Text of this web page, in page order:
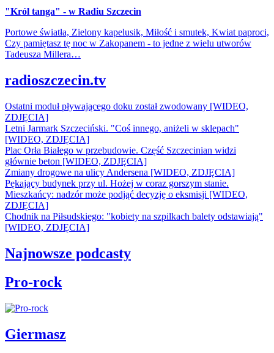
"Król tanga" - w Radiu Szczecin
Portowe światła, Zielony kapelusik, Miłość i smutek, Kwiat paproci,
Czy pamiętasz tę noc w Zakopanem - to jedne z wielu utworów
Tadeusza Millera…
radioszczecin.tv
Ostatni moduł pływającego doku został zwodowany [WIDEO,
ZDJĘCIA]
Letni Jarmark Szczeciński. "Coś innego, aniżeli w sklepach"
[WIDEO, ZDJĘCIA]
Plac Orła Białego w przebudowie. Część Szczecinian widzi
głównie beton [WIDEO, ZDJĘCIA]
Zmiany drogowe na ulicy Andersena [WIDEO, ZDJĘCIA]
Pękający budynek przy ul. Hożej w coraz gorszym stanie.
Mieszkańcy: nadzór może podjąć decyzję o eksmisji [WIDEO,
ZDJĘCIA]
Chodnik na Piłsudskiego: "kobiety na szpilkach balety odstawiają"
[WIDEO, ZDJĘCIA]
Najnowsze podcasty
Pro-rock
Giermasz